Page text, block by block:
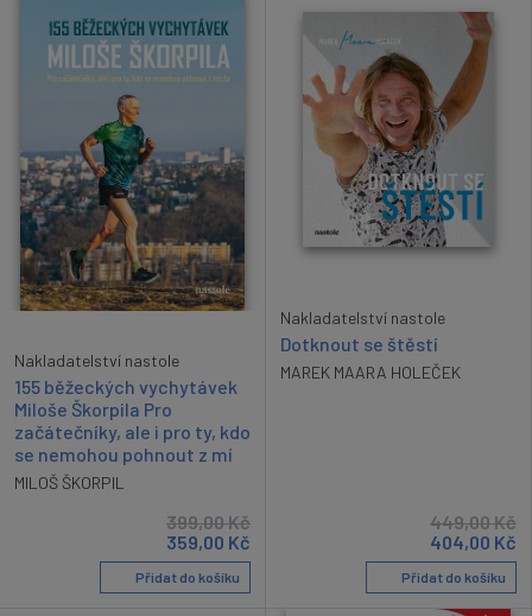
Nakladatelství nastole
155 běžeckých vychytávek
Miloše Škorpila Pro
začátečníky, ale i pro ty, kdo
se nemohou pohnout z mí
MILOŠ ŠKORPIL
399,00Kč
359,00 Kč
Přidat do košíku
Nakladatelství nastole
Dotknout se štěstí
MAREK MAARA HOLEČEK
449,00Kč
404,00 Kč
Přidat do košíku